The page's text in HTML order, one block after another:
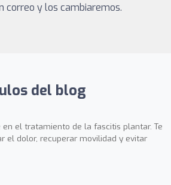
correo y los cambiaremos.
del blog
el tratamiento de la fascitis plantar. Te
el dolor, recuperar movilidad y evitar